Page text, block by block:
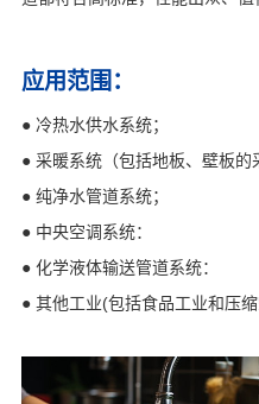
应用范围：
● 冷热水供水系统；
● 采暖系统（包括地板、壁板的
● 纯净水管道系统；
● 中央空调系统：
● 化学液体输送管道系统：
● 其他工业(包括食品工业和压